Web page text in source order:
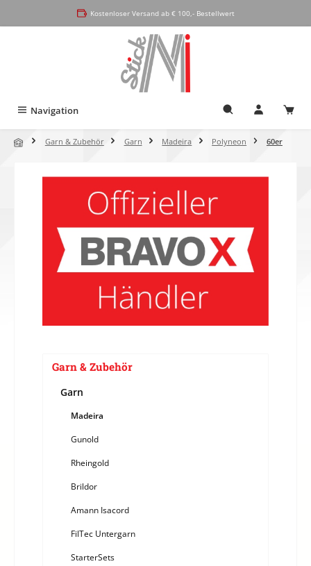
Kostenloser Versand ab € 100,- Bestellwert
Navigation
Garn & Zubehör Garn Madeira Polyneon 60er
Garn & Zubehör
Garn
Madeira
Gunold
Rheingold
Brildor
Amann Isacord
FilTec Untergarn
StarterSets